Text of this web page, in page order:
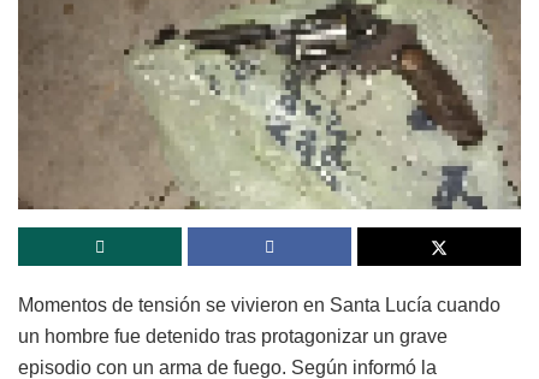
Momentos de tensión se vivieron en Santa Lucía cuando
un hombre fue detenido tras protagonizar un grave
episodio con un arma de fuego. Según informó la